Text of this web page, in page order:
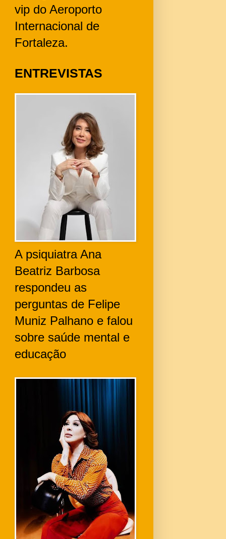
vip do Aeroporto
Internacional de
Fortaleza.
ENTREVISTAS
A psiquiatra Ana
Beatriz Barbosa
respondeu as
perguntas de Felipe
Muniz Palhano e falou
sobre saúde mental e
educação